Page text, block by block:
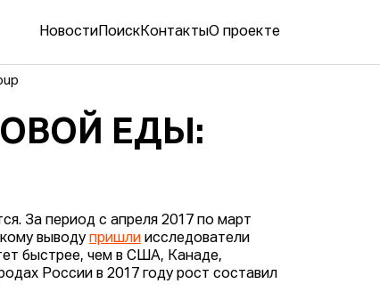
Новости ПоискКонтактыО проекте
ЕДЫ:
За период с апреля 2017 по март
выводупришли исследователи
быстрее, чем в США, Канаде,
России в 2017 году рост составил